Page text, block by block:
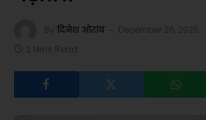
By दिनेश ओरांव December 26, 2025
2 Mins Read